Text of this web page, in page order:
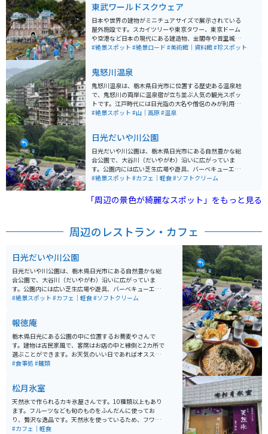
東武ワールドスクウェア
日本や世界の建物がミニチュアサイズで展示されている
屋外施設です。スカイツリーや東京タワー、東京ドーム
や空港など日本の現代にある建造物、金閣寺や首里城の
日本の世界遺産などが見られます。 日本以外のエリアが
塔、コロッセオなどがあります。 1度に様々な世界遺産
が見れるのがとても楽しいです。人のジオラマもたくさ
んいるので写真の撮り方を工夫すれば、本当に行ってい
るかのように撮れます。
#絶景スポット #絶景ロード #美術館｜資料館#珍スポット
鬼怒川温泉
鬼怒川温泉は、栃木県日光市に位置する歴史ある温泉地
で、鬼怒川の両岸に温泉宿が立ち並ぶ人気の観光スポッ
トです。江戸時代には日光詣の大名や僧侶のみが利用で
きた高貴な温泉として知られていましたが、明治以降に
現在その多くは衰退、その跡が残っているのも見どころ
です。 泉質はアルカリ性単純温泉で、肌に優しく、疲労
回復やリウマチ、神経痛などに効能があるとされていま
す。温泉街では、鬼怒川の渓谷美を楽しみながら露天風
呂に浸かることができ、四季折々の自然の美しさが魅力
などの観光スポットも多く、温泉と観光の両方を楽しめ
る温泉地として、年間を通じて多くの観光客が訪れま
#絶景スポット #山｜高原#温泉
日光だいや川公園
日光だいや川公園は、栃木県日光市にある自然豊かな総
合公園で、大谷川（だいやがわ）沿いに広がっていま
す。公園内には広い芝生広場や遊具、バーベキューエリ
アがあり、家族連れや友人同士で楽しめるレジャースポ
る散策コースや展望台もあり、晴れた日は日光連山を見
渡せます。春には新緑が秋には紅葉を楽しむことができ
にもなっているので自然散策もできます。さらに、パー
ており、アクティブに過ごしたい人にもオススメの場所
です。公園内には、地域のイベントやフリーマーケット
が開催されることもあり、地元住民や観光客に親しまれ
ています。
#絶景スポット #カフェ｜軽食#ソフトクリーム
「周辺の景色が綺麗なスポット」をもっと見る
周辺のレストラン・カフェ
日光だいや川公園
日光だいや川公園は、栃木県日光市にある自然豊かな総
合公園で、大谷川（だいやがわ）沿いに広がっていま
す。公園内には広い芝生広場や遊具、バーベキューエリ
アがあり、家族連れや友人同士で楽しめるレジャースポ
渡せます。春には新緑が秋には紅葉を楽しむことができ
ます。 野菜直売所もあり、新鮮な地元の野菜や、お土産
などを買うこともできます。公園はウォーキングコース
にもなっているので自然散策もできます。さらに、パー
クゴルフ場やテニスコートなどのスポーツ施設も充実し
が開催されることもあり、地元住民や観光客に親しまれ
ています。
#絶景スポット #カフェ｜軽食#ソフトクリーム
報徳庵
栃木県日光にある公園の中に位置するお蕎麦やさんで
す。建物は古民家風で、客席はお店の中と縁側と2カ所で
選ぶことができます。お天気のいい日であればオススメ
は断然縁側！昔ながらの雰囲気を味わいながらいただく
#食事処 #麺類
松月氷室
天然氷で作られるカキ氷屋さんです。10種類以上もあり
ます。フルーツなども旬のものをふんだんに使ってお
り、贅沢な逸品です。天然氷を使っているため、フワフ
ワでこれまでに味わったことのない美味しさが堪能でき
#カフェ｜軽食